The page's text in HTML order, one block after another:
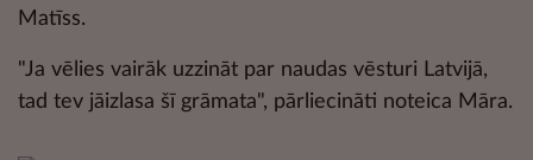
Matīss.
"Ja vēlies vairāk uzzināt par naudas vēsturi Latvijā,
tad tev jāizlasa šī grāmata", pārliecināti noteica Māra.